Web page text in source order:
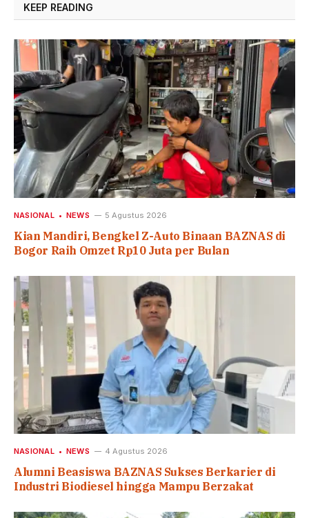
KEEP READING
NASIONAL NEWS 5 Agustus 2026
Kian Mandiri, Bengkel Z-Auto Binaan BAZNAS di
Bogor Raih Omzet Rp10 Juta per Bulan
NASIONAL NEWS 4 Agustus 2026
Alumni Beasiswa BAZNAS Sukses Berkarier di
Industri Biodiesel hingga Mampu Berzakat